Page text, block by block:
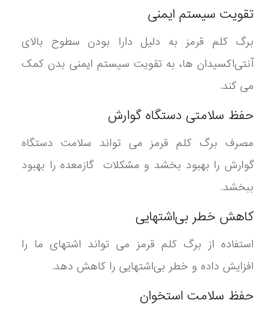
تقویت سیستم ایمنی
برگ کلم قرمز به دلیل دارا بودن سطوح بالای
آنتی‌اکسیدان ها، به تقویت سیستم ایمنی بدن کمک
می کند.
حفظ سلامتی دستگاه گوارش
مصرف برگ کلم قرمز می تواند سلامت دستگاه
گوارش را بهبود بخشد و مشکلات گازمعده را بهبود
ببخشد.
کاهش خطر بی‌اشتهایی
استفاده از برگ کلم قرمز می تواند اشتهای ما را
افزایش داده و خطر بی‌اشتهایی را کاهش دهد.
حفظ سلامت استخوان